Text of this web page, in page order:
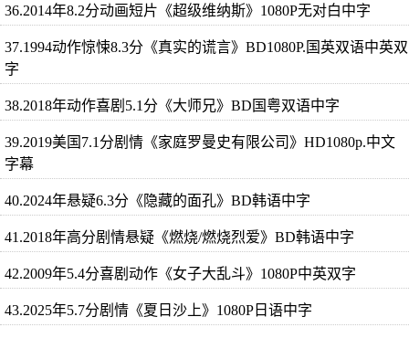
36.2014年8.2分动画短片《超级维纳斯》1080P无对白中字
37.1994动作惊悚8.3分《真实的谎言》BD1080P.国英双语中英双
字
38.2018年动作喜剧5.1分《大师兄》BD国粤双语中字
39.2019美国7.1分剧情《家庭罗曼史有限公司》HD1080p.中文
字幕
40.2024年悬疑6.3分《隐藏的面孔》BD韩语中字
41.2018年高分剧情悬疑《燃烧/燃烧烈爱》BD韩语中字
42.2009年5.4分喜剧动作《女子大乱斗》1080P中英双字
43.2025年5.7分剧情《夏日沙上》1080P日语中字